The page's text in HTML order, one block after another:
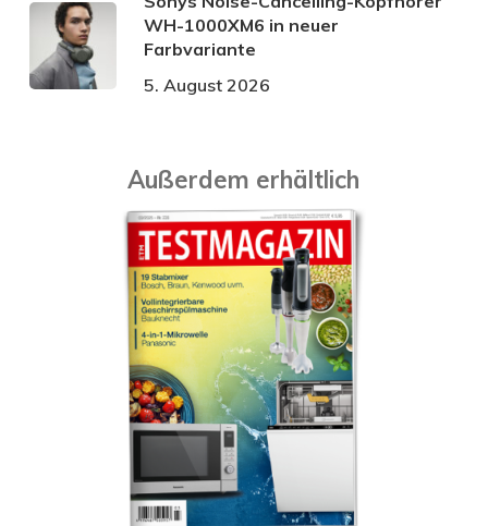
WH-1000XM6 in neuer
Farbvariante
5. August 2026
Außerdem erhältlich